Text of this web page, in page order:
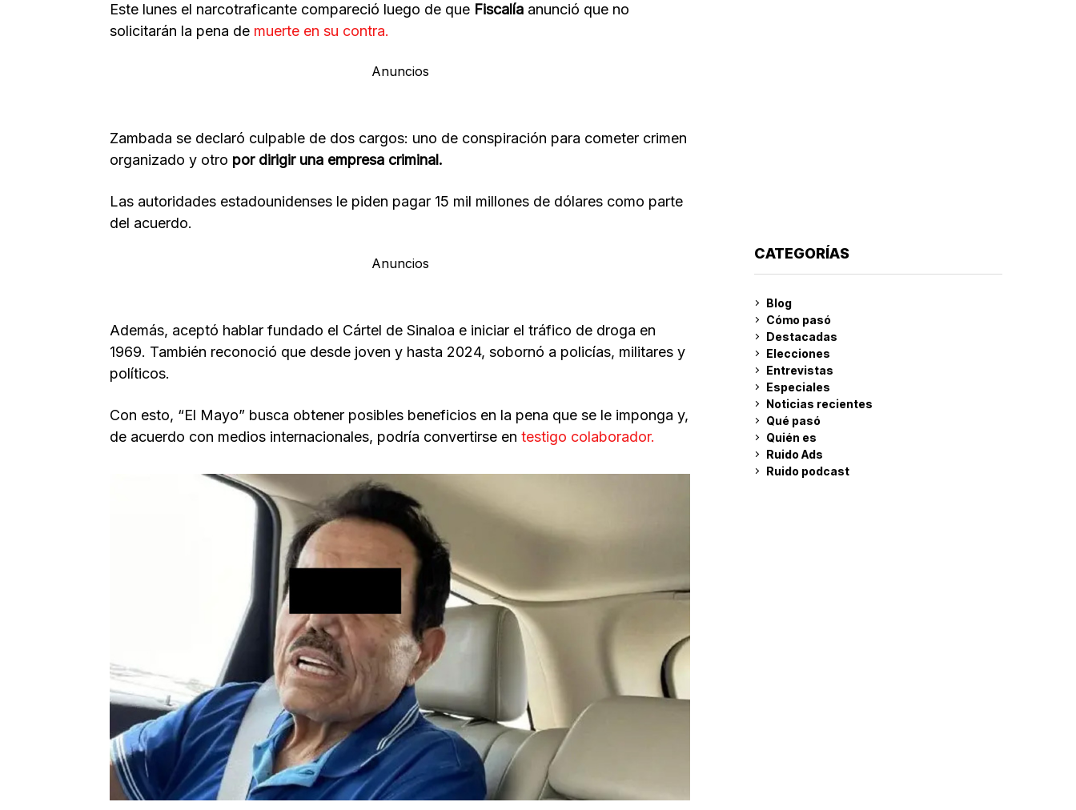
Este lunes el narcotraficante compareció luego de que Fiscalía anunció que no
solicitarán la pena de muerte en su contra.
Anuncios
Zambada se declaró culpable de dos cargos: uno de conspiración para cometer crimen
organizado y otro por dirigir una empresa criminal.
Las autoridades estadounidenses le piden pagar 15 mil millones de dólares como parte
del acuerdo.
Anuncios
Además, aceptó hablar fundado el Cártel de Sinaloa e iniciar el tráfico de droga en
1969. También reconoció que desde joven y hasta 2024, sobornó a policías, militares y
políticos.
Con esto, “El Mayo” busca obtener posibles beneficios en la pena que se le imponga y,
de acuerdo con medios internacionales, podría convertirse en testigo colaborador.
CATEGORÍAS
Blog
Cómo pasó
Destacadas
Elecciones
Entrevistas
Especiales
Noticias recientes
Qué pasó
Quién es
Ruido Ads
Ruido podcast